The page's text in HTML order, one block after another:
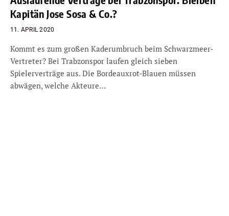
Kapitän Jose Sosa & Co.?
11. APRIL 2020
Kommt es zum großen Kaderumbruch beim Schwarzmeer-
Vertreter? Bei Trabzonspor laufen gleich sieben
Spielerverträge aus. Die Bordeauxrot-Blauen müssen
abwägen, welche Akteure…